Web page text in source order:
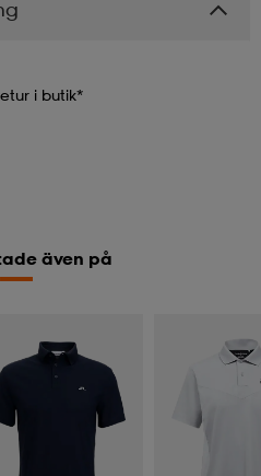
i butik*
även på